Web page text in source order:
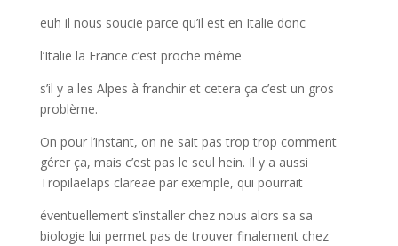
euh il nous soucie parce qu’il est en Italie donc
l’Italie la France c’est proche même
s’il y a les Alpes à franchir et cetera ça c’est un gros
problème.
On pour l’instant, on ne sait pas trop trop comment
gérer ça, mais c’est pas le seul hein. Il y a aussi
Tropilaelaps clareae par exemple, qui pourrait
éventuellement s’installer chez nous alors sa sa
biologie lui permet pas de trouver finalement chez